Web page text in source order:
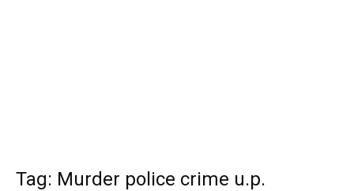
Tag: Murder police crime u.p.